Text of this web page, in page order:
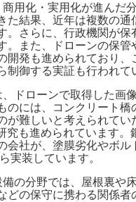
用化・実用化が進んだ
た結果、近年は複数の
。さらに、行政機関が
。また、ドローンの保
開発も進められており
制御する実証も行われて
ドローンで取得した画
のには、コンクリート
が難しいと考えられて
究も進められています
会社が、塗膜劣化やボ
実装しています。
の分野では、屋根裏や
どの保守に携わる関係